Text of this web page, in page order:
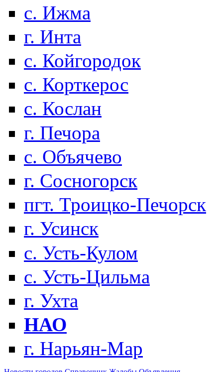
с. Ижма
г. Инта
с. Койгородок
с. Корткерос
с. Кослан
г. Печора
с. Объячево
г. Сосногорск
пгт. Троицко-Печорск
г. Усинск
с. Усть-Кулом
с. Усть-Цильма
г. Ухта
НАО
г. Нарьян-Мар